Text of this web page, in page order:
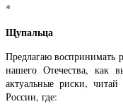
*
Щупальца
Предлагаю воспринимать
нашего Отечества, как
актуальные риски,
России, где: